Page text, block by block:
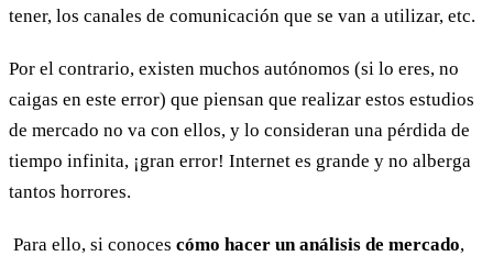
tener, los canales de comunicación que se van a utilizar, etc.
Por el contrario, existen muchos autónomos (si lo eres, no
caigas en este error) que piensan que realizar estos estudios
de mercado no va con ellos, y lo consideran una pérdida de
tiempo infinita, ¡gran error! Internet es grande y no alberga
tantos horrores.
Para ello, si conoces cómo hacer un análisis de mercado,